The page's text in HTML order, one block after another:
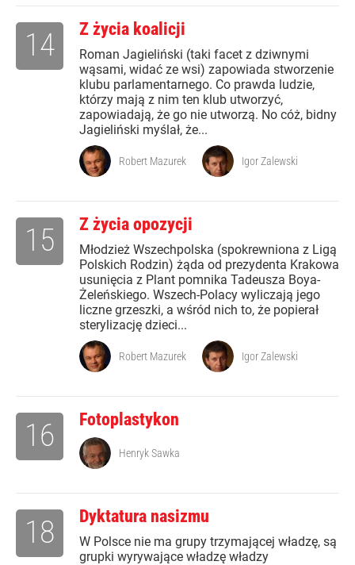
Z życia koalicji
Roman Jagieliński (taki facet z dziwnymi
wąsami, widać ze wsi) zapowiada stworzenie
klubu parlamentarnego. Co prawda ludzie,
którzy mają z nim ten klub utworzyć,
zapowiadają, że go nie utworzą. No cóż, bidny
Jagieliński myślał, że...
14
Robert Mazurek Igor Zalewski
Z życia opozycji
Młodzież Wszechpolska (spokrewniona z Ligą
Polskich Rodzin) żąda od prezydenta Krakowa
usunięcia z Plant pomnika Tadeusza Boya-
Żeleńskiego. Wszech-Polacy wyliczają jego
liczne grzeszki, a wśród nich to, że popierał
sterylizację dzieci...
15
Robert Mazurek Igor Zalewski
Fotoplastykon
16 Henryk Sawka
Dyktatura nasizmu
W Polsce nie ma grupy trzymającej władzę, są
grupki wyrywające władzę władzy
18